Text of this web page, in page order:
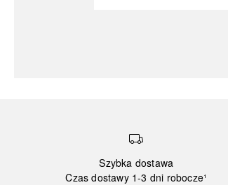
Szybka dostawa
Czas dostawy 1-3 dni robocze¹